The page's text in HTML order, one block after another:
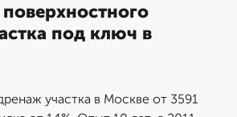
под ключ в
участка в Москве от 3591